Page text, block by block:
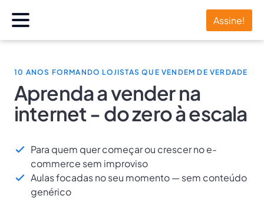
Assine!
10 ANOS FORMANDO LOJISTAS QUE VENDEM DE VERDADE
Aprenda a vender na
internet - do zero à escala
Para quem quer começar ou crescer no e-
commerce sem improviso
Aulas focadas no seu momento — sem conteúdo
genérico